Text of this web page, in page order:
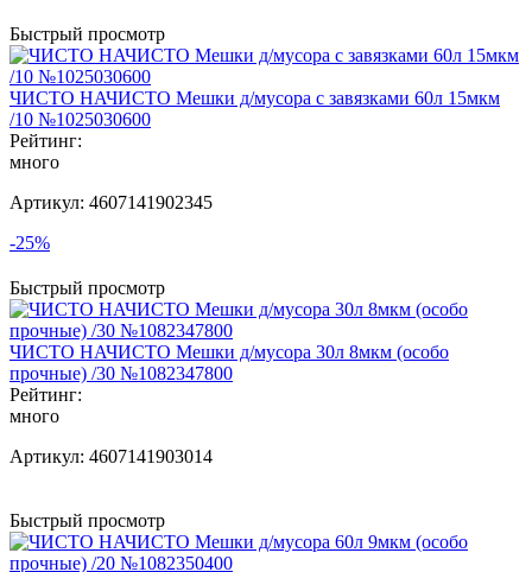
Быстрый просмотр
ЧИСТО НАЧИСТО Мешки д/мусора с завязками 60л 15мкм
/10 №1025030600
Рейтинг:
много
Артикул: 4607141902345
-25%
Быстрый просмотр
ЧИСТО НАЧИСТО Мешки д/мусора 30л 8мкм (особо
прочные) /30 №1082347800
Рейтинг:
много
Артикул: 4607141903014
Быстрый просмотр